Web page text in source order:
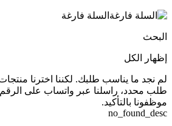
السلة فارغة
البحث
إظهار الكل
لم نجد ما يناسب طلبك. لكننا اخترنا
موظفونا بالتأكيد.
no_found_desc